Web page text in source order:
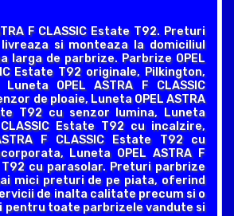
F CLASSIC Estate T92. Preturi
si monteaza la domiciliul
larga de parbrize. Parbrize OPEL
Estate T92 originale, Pilkington,
Luneta OPEL ASTRA F CLASSIC
de ploaie, Luneta OPEL ASTRA
T92 cu senzor lumina, Luneta
CLASSIC Estate T92 cu incalzire,
F CLASSIC Estate T92 cu
Luneta OPEL ASTRA F
T92 cu parasolar. Preturi parbrize
mici preturi de pe piata, oferind
de inalta calitate precum si o
pentru toate parbrizele vandute si